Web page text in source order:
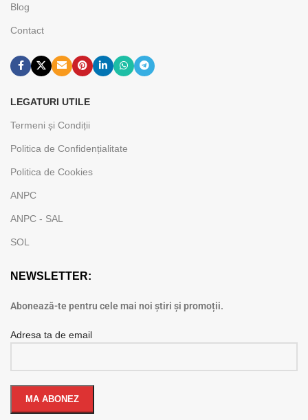
Blog
Contact
LEGATURI UTILE
Termeni și Condiții
Politica de Confidențialitate
Politica de Cookies
ANPC
ANPC - SAL
SOL
NEWSLETTER:
Abonează-te pentru cele mai noi știri și promoții.
Adresa ta de email